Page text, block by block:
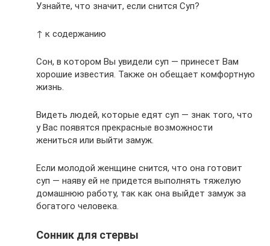
Узнайте, что значит, если снится Суп?
↑ к содержанию
Сон, в котором Вы увидели суп — принесет Вам
хорошие известия. Также он обещает комфортную
жизнь.
Видеть людей, которые едят суп — знак того, что
у Вас появятся прекрасные возможности
жениться или выйти замуж.
Если молодой женщине снится, что она готовит
суп — наяву ей не придется выполнять тяжелую
домашнюю работу, так как она выйдет замуж за
богатого человека.
Сонник для стервы